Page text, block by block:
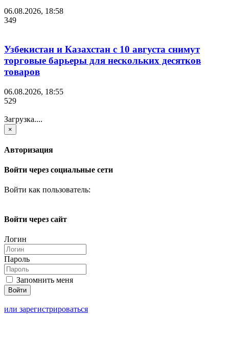
06.08.2026, 18:58
349
Узбекистан и Казахстан с 10 августа снимут
торговые барьеры для нескольких десятков
товаров
06.08.2026, 18:55
529
Загрузка....
×
Авторизация
Войти через социальные сети
Войти как пользователь:
Войти через сайт
Логин
Пароль
Запомнить меня
или зарегистрироваться